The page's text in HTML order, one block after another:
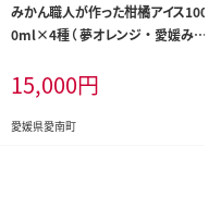
みかん職人が作った柑橘アイス100
0ml×4種（ 夢オレンジ ・ 愛媛みか
柑橘 アイス アイスクリーム シャー
ベット ジェラート ソルベ お菓子
おかし デザート スイーツ 冷凍 冬
15,000円
愛媛県愛南町